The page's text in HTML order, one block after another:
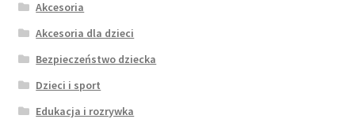
Akcesoria
Akcesoria dla dzieci
Bezpieczeństwo dziecka
Dzieci i sport
Edukacja i rozrywka